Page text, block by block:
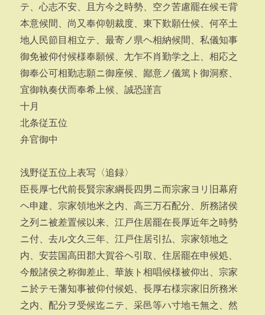
テ、心志不安、且方今之時勢、空ク苦慮罷在候モ背
本意候間、尚又奉仰朝裁度、東下歎願仕候、何卒土
地人民節目相立テ、最寄ノ県ヘ相納候間、私儀知事
御免被仰付候様奉願候、尢乍不肖勤学之上、相応之
御奉公可相勤志願ニ御座候、鄙意ノ儀篤ト御洞察、
宜御執奏伏而奉希上候、誠恐謹言
十月
北条従五位
弁官御中
浅野従五位上表写〈追録〉
臣長厚七代前長賢宗家綱長四男ニ而宗家ヨリ旧幕府
ヘ申建、宗家領地米之内、高三万石配分、所務諸侯
之列ニ被差置候以来、江戸住居罷在長厚近年之時勢
ニ付、去ル文久三年、江戸住居引払、宗家領地之
内、安芸国高田郡大賀谷ヘ引取、住居罷在申候処、
今般諸侯之称御差止、華族ト相唱候様被仰出、宗家
ニ於テモ藩知事被仰付候処、長厚右様宗家旧所務米
之内、配分ヲ受候迄ニテ、采邑等ハ寸地モ無之、然